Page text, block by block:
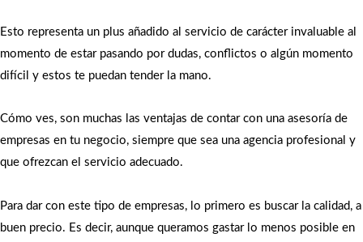
Esto representa un plus añadido al servicio de carácter invaluable al
momento de estar pasando por dudas, conflictos o algún momento
difícil y estos te puedan tender la mano.
Cómo ves, son muchas las ventajas de contar con una asesoría de
empresas en tu negocio, siempre que sea una agencia profesional y
que ofrezcan el servicio adecuado.
Para dar con este tipo de empresas, lo primero es buscar la calidad, a
buen precio. Es decir, aunque queramos gastar lo menos posible en